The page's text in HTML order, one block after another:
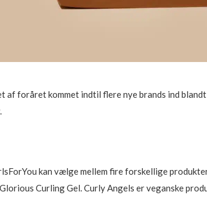
af foråret kommet indtil flere nye brands ind
kan vælge mellem fire forskellige
Curling Gel. Curly Angels er veganske